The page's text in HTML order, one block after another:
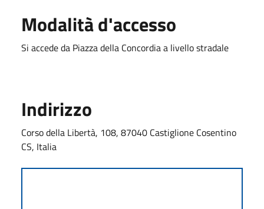
Modalità d'accesso
Si accede da Piazza della Concordia a livello stradale
Indirizzo
Corso della Libertà, 108, 87040 Castiglione Cosentino
CS, Italia